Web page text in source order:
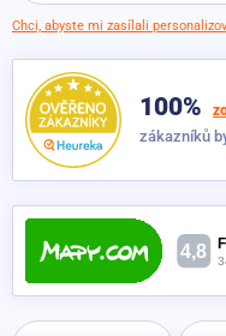
Chci, abyste mi zasílali
100%
zákazníků